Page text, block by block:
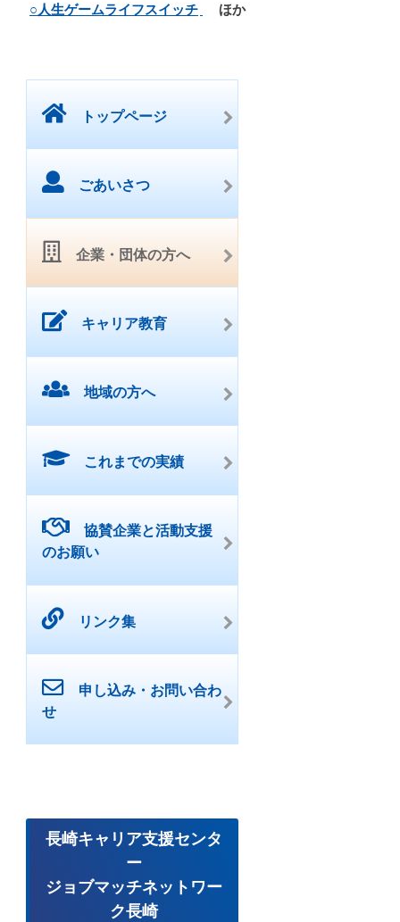
○人生ゲームライフスイッチ
ほか
トップページ
ごあいさつ
企業・団体の方へ
キャリア教育
地域の方へ
これまでの実績
協賛企業と活動支援
のお願い
リンク集
申し込み・お問い合わ
せ
長崎キャリア支援センタ
ー
ジョブマッチネットワー
ク長崎